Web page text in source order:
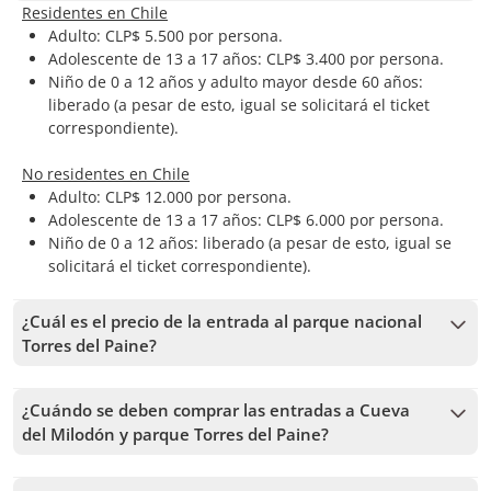
Residentes en Chile
Adulto: CLP$ 5.500 por persona.
Adolescente de 13 a 17 años: CLP$ 3.400 por persona.
Niño de 0 a 12 años y adulto mayor desde 60 años:
liberado (a pesar de esto, igual se solicitará el ticket
correspondiente).
No residentes en Chile
Adulto: CLP$ 12.000 por persona.
Adolescente de 13 a 17 años: CLP$ 6.000 por persona.
Niño de 0 a 12 años: liberado (a pesar de esto, igual se
solicitará el ticket correspondiente).
¿Cuál es el precio de la entrada al parque nacional
Torres del Paine?
Pase diario:
Adulto: CLP$ 9.400 por persona
¿Cuándo se deben comprar las entradas a Cueva
del Milodón y parque Torres del Paine?